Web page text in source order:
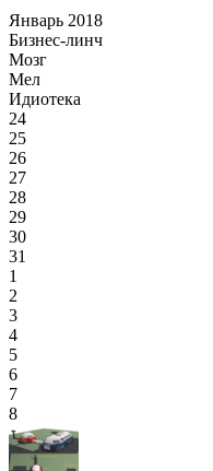
Январь 2018
Бизнес-линч
Мозг
Мел
Идиотека
24
25
26
27
28
29
30
31
1
2
3
4
5
6
7
8